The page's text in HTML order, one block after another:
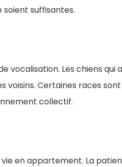
suffisantes.
vocalisation. Les chiens qui
voisins. Certaines races
collectif.
en appartement. La